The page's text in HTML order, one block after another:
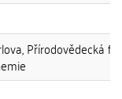
Přírodovědecká